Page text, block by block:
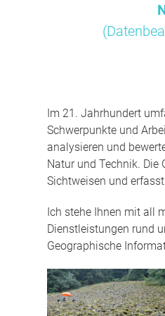
Im 21. Jahrhundert
Schwerpunkte und
analysieren und
Natur und Technik.
Sichtweisen und
Ich stehe Ihnen mit all
Dienstleistungen rund
Geographische